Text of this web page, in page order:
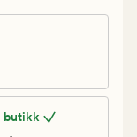
butikk